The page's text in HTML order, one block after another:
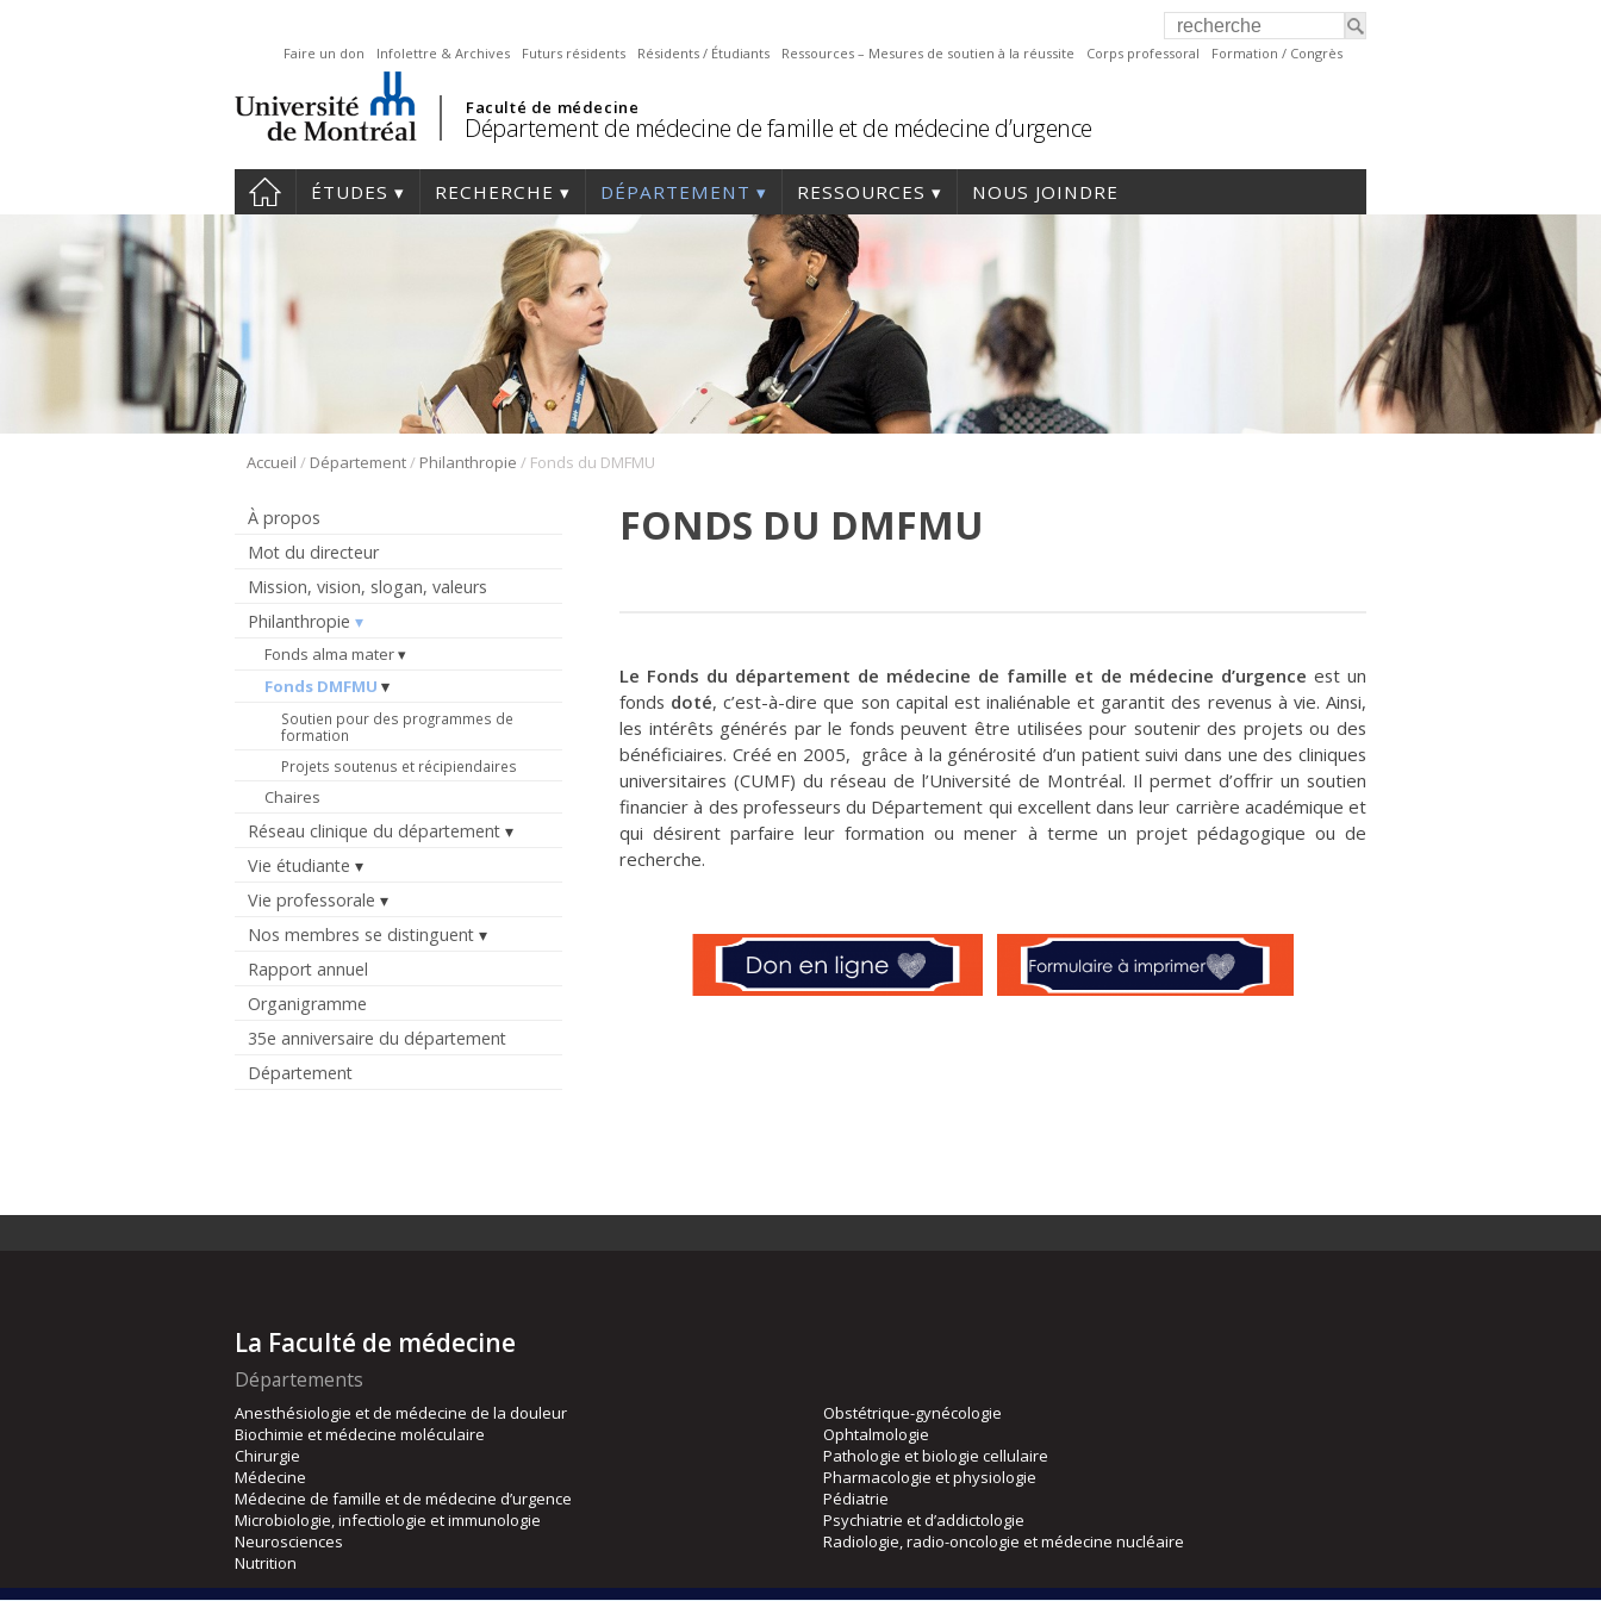
Faire un don Infolettre & Archives Futurs résidents Résidents / Étudiants Ressources – Mesures de soutien à la réussite Corps professoral Formation / Congrès
Faculté de médecine
Département de médecine de famille et de médecine d’urgence
ÉTUDES RECHERCHE DÉPARTEMENT RESSOURCES NOUS JOINDRE
Accueil / Département/ Philanthropie / Fonds du DMFMU
À propos
Mot du directeur
Mission, vision, slogan, valeurs
Philanthropie
Fonds alma mater
Fonds DMFMU
Soutien pour des programmes de
formation
Projets soutenus et récipiendaires
Chaires
Réseau clinique du département
Vie étudiante
Vie professorale
Nos membres se distinguent
Rapport annuel
Organigramme
35e anniversaire du département
Département
FONDS DU DMFMU
Le Fonds du département de médecine de famille et de médecine d’urgence est un
fonds doté, c’est-à-dire que son capital est inaliénable et garantit des revenus à vie. Ainsi,
les intérêts générés par le fonds peuvent être utilisées pour soutenir des projets ou des
bénéficiaires. Créé en 2005, grâce à la générosité d’un patient suivi dans une des cliniques
universitaires (CUMF) du réseau de l’Université de Montréal. Il permet d’offrir un soutien
financier à des professeurs du Département qui excellent dans leur carrière académique et
qui désirent parfaire leur formation ou mener à terme un projet pédagogique ou de
recherche.
La Faculté de médecine
Départements
Anesthésiologie et de médecine de la douleur
Biochimie et médecine moléculaire
Chirurgie
Médecine
Médecine de famille et de médecine d’urgence
Microbiologie, infectiologie et immunologie
Neurosciences
Nutrition
Obstétrique-gynécologie
Ophtalmologie
Pathologie et biologie cellulaire
Pharmacologie et physiologie
Pédiatrie
Psychiatrie et d’addictologie
Radiologie, radio-oncologie et médecine nucléaire